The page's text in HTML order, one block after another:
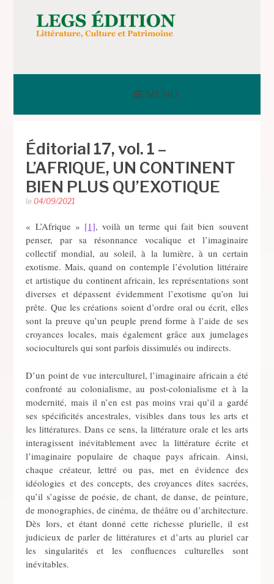
contenuLEGS ÉDITION
MENU
Éditorial 17, vol. 1 –
L’AFRIQUE, UN CONTINENT
BIEN PLUS QU’EXOTIQUE
le 04/09/2021
« L’Afrique » [1], voilà un terme qui fait bien souvent
penser, par sa résonnance vocalique et l’imaginaire
collectif mondial, au soleil, à la lumière, à un certain
exotisme. Mais, quand on contemple l’évolution littéraire
et artistique du continent africain, les représentations sont
diverses et dépassent évidemment l’exotisme qu’on lui
prête. Que les créations soient d’ordre oral ou écrit, elles
sont la preuve qu’un peuple prend forme à l’aide de ses
croyances locales, mais également grâce aux jumelages
socioculturels qui sont parfois dissimulés ou indirects.
D’un point de vue interculturel, l’imaginaire africain a été
confronté au colonialisme, au post-colonialisme et à la
modernité, mais il n’en est pas moins vrai qu’il a gardé
ses spécificités ancestrales, visibles dans tous les arts et
les littératures. Dans ce sens, la littérature orale et les arts
interagissent inévitablement avec la littérature écrite et
l’imaginaire populaire de chaque pays africain. Ainsi,
chaque créateur, lettré ou pas, met en évidence des
idéologies et des concepts, des croyances dites sacrées,
qu’il s’agisse de poésie, de chant, de danse, de peinture,
de monographies, de cinéma, de théâtre ou d’architecture.
Dès lors, et étant donné cette richesse plurielle, il est
judicieux de parler de littératures et d’arts au pluriel car
les singularités et les confluences culturelles sont
inévitables.